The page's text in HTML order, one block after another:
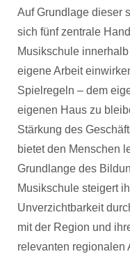
Auf Grundlage dieser
sich fünf zentrale
Musikschule
eigene Arbeit
Spielregeln – dem
eigenen Haus zu
Stärkung des
bietet den Menschen
Grundlange des
Musikschule steigert
Unverzichtbarkeit
mit der Region und
relevanten regionalen